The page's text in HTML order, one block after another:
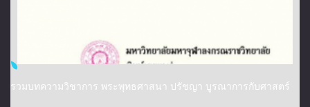
รวมบทความวิชาการ พระพุทธศาสนา ปรัชญา บูรณาการกับศาสตร์